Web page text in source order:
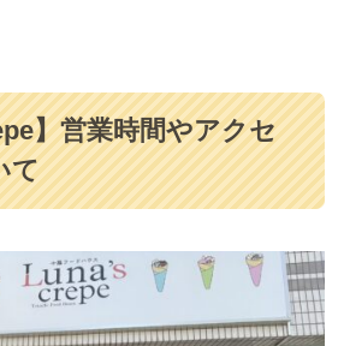
】営業時間やアクセ
て